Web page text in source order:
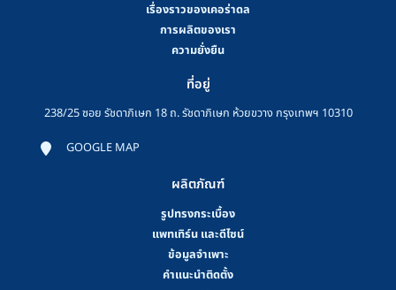
เรื่องราวของเคอร่าดล
การผลิตของเรา
ความยั่งยืน
ที่อยู่
238/25 ซอย รัชดาภิเษก 18 ถ. รัชดาภิเษก ห้วยขวาง กรุงเทพฯ 10310
GOOGLE MAP
ผลิตภัณฑ์
รูปทรงกระเบื้อง
แพทเทิร์น และดีไซน์
ข้อมูลจำเพาะ
คําแนะนําติดตั้ง